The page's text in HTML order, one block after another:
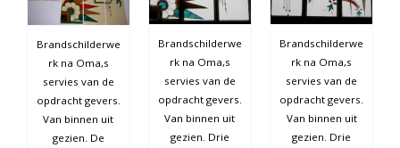
Brandschilderwe
rk na Oma,s
servies van de
opdracht gevers.
Van binnen uit
gezien. De
Brandschilderwe
rk na Oma,s
servies van de
opdracht gevers.
Van binnen uit
gezien. Drie
Brandschilderwe
rk na Oma,s
servies van de
opdracht gevers.
Van binnen uit
gezien. Drie